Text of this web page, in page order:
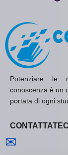
Potenziare le
conoscenza è un
portata di ogni
✉